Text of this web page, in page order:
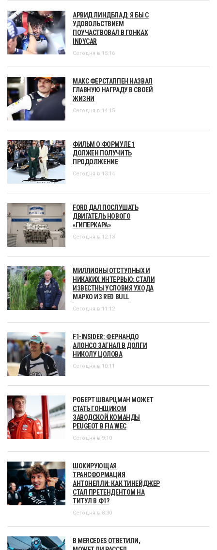
АРВИД ЛИНДБЛАД: Я БЫ С
УДОВОЛЬСТВИЕМ
ПОУЧАСТВОВАЛ В ГОНКАХ
INDYCAR
Сегодня в 15:16
МАКС ФЕРСТАППЕН НАЗВАЛ
ГЛАВНУЮ НАГРАДУ В СВОЕЙ
ЖИЗНИ
Сегодня в 14:15
ФИЛЬМ О ФОРМУЛЕ 1
ДОЛЖЕН ПОЛУЧИТЬ
ПРОДОЛЖЕНИЕ
Сегодня в 13:14
FORD ДАЛ ПОСЛУШАТЬ
ДВИГАТЕЛЬ НОВОГО
«ГИПЕРКАРА»
Сегодня в 12:13
МИЛЛИОНЫ ОТСТУПНЫХ И
НИКАКИХ ИНТЕРВЬЮ: СТАЛИ
ИЗВЕСТНЫ УСЛОВИЯ УХОДА
МАРКО ИЗ RED BULL
Сегодня в 11:12
F1-INSIDER: ФЕРНАНДО
АЛОНСО ЗАГНАЛ В ДОЛГИ
НИКОЛУ ЦОЛОВА
Сегодня в 10:11
РОБЕРТ ШВАРЦМАН МОЖЕТ
СТАТЬ ГОНЩИКОМ
ЗАВОДСКОЙ КОМАНДЫ
PEUGEOT В FIA WEC
Сегодня в 9:10
ШОКИРУЮЩАЯ
ТРАНСФОРМАЦИЯ
АНТОНЕЛЛИ: КАК ТИНЕЙДЖЕР
СТАЛ ПРЕТЕНДЕНТОМ НА
ТИТУЛ В Ф1?
Сегодня в 8:30
В MERCEDES ОТВЕТИЛИ,